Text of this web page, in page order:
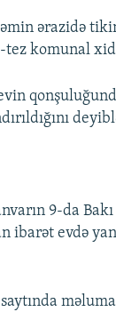
ərazidə
tez komunal
9-da
evdə